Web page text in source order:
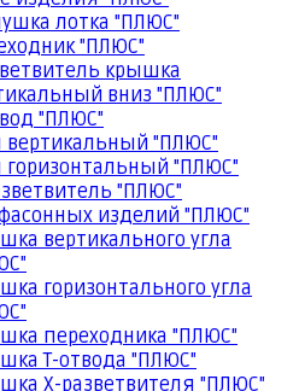
лотка "ПЛЮС"
"ПЛЮС"
крышка
вниз "ПЛЮС"
"ПЛЮС"
вертикальный "ПЛЮС"
горизонтальный "ПЛЮС"
"ПЛЮС"
изделий "ПЛЮС"
вертикального угла
горизонтального угла
переходника "ПЛЮС"
Т-отвода "ПЛЮС"
Х-разветвителя "ПЛЮС"